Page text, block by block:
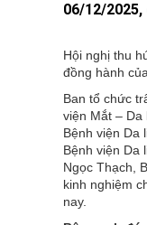
06/12/
Hội nghị thu
đồng hành
Ban tổ chức
viện Mắt – Da
Bệnh viện Da
Bệnh viện Da
Ngọc Thạch,
kinh nghiệm
nay.